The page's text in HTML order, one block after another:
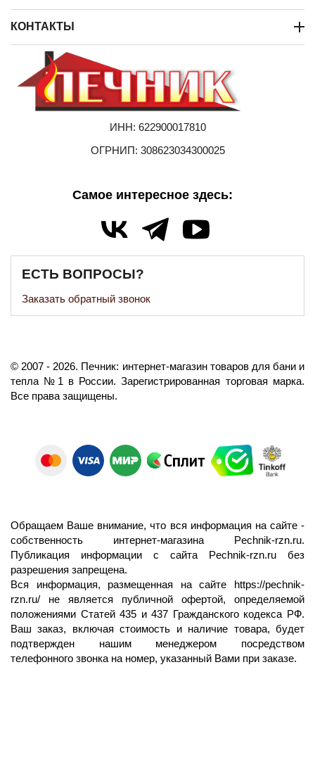
КОНТАКТЫ
ИНН: 622900017810
ОГРНИП: 308623034300025
Самое интересное здесь:
ЕСТЬ ВОПРОСЫ?
Заказать обратный звонок
©️ 2007 - 2026. Печник: интернет-магазин товаров для бани и
тепла №1 в России. Зарегистрированная торговая марка.
Все права защищены.
Обращаем Ваше внимание, что вся информация на сайте -
собственность интернет-магазина Pechnik-rzn.ru.
Публикация информации с сайта Pechnik-rzn.ru без
разрешения запрещена.
Вся информация, размещенная на сайте https://pechnik-
rzn.ru/ не является публичной офертой, определяемой
положениями Статей 435 и 437 Гражданского кодекса РФ.
Ваш заказ, включая стоимость и наличие товара, будет
подтвержден нашим менеджером посредством
телефонного звонка на номер, указанный Вами при заказе.